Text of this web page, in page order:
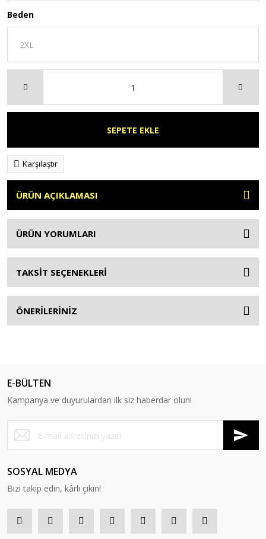
Beden
SEPETE EKLE
Karşılaştır
ÜRÜN AÇIKLAMASI
ÜRÜN YORUMLARI
TAKSİT SEÇENEKLERİ
ÖNERİLERİNİZ
E-BÜLTEN
Kampanya ve duyurulardan ilk siz haberdar olun!
SOSYAL MEDYA
Bizi takip edin, kârlı çıkın!